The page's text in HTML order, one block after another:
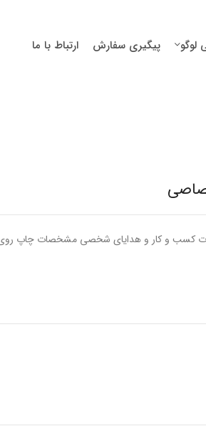
لوگو پیگیری سفارش ارتباط با ما
کسب و کار و هدایای شخصی مشخصات چاپ